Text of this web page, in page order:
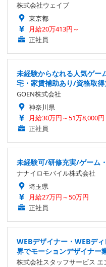
株式会社ウェイブ
東京都
月給20万413円～
正社員
未経験からなれる人気ゲー
宅・家賃補助あり/資格取得
GOEN株式会社
神奈川県
月給30万円～51万8,000円
正社員
未経験可/研修充実/ゲーム
ナナイロモバイル株式会社
埼玉県
月給27万円～50万円
正社員
WEBデザイナー・WEBデ
界でモーションデザイナー
株式会社スタッフサービス エ